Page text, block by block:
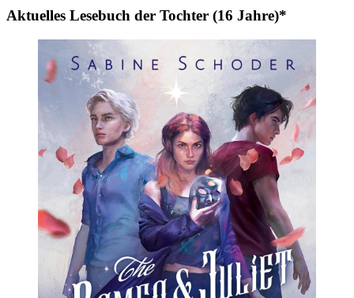
Aktuelles Lesebuch der Tochter (16 Jahre)*